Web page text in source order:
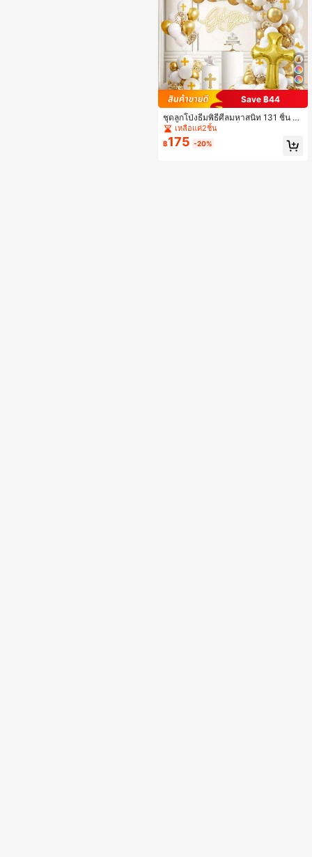
Save ฿44
ชุดลูกโป่งธีมพิธีศีลมหาสนิท 131 ชิ้น ปร
ะกอบด้วยลูกโป่งลาเท็กซ์สีชมพู สีขาว แ
ละสีทอง ลูกโป่งฟอยล์รูปกางเขน เหมาะ
สำหรับตกแต่งงานปาร์ตี้ศีลมหาสนิท งา
เหลือแค่2ชิ้น
฿175 -20%